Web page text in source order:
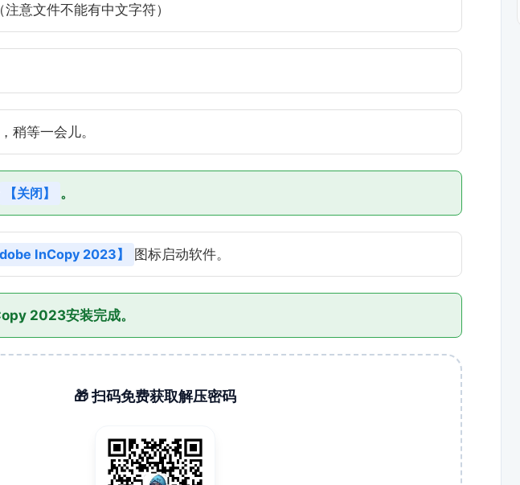
注意文件不能有中文字符）
稍等一会儿。
【关闭】 。
InCopy 2023】 图标启动软件。
2023安装完成。
🎁 扫码免费获取解压密码